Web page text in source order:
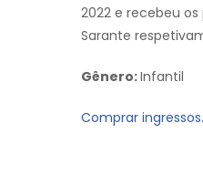
2022 e recebeu
Sarante
Gênero:Infantil
Comprar ingressos.